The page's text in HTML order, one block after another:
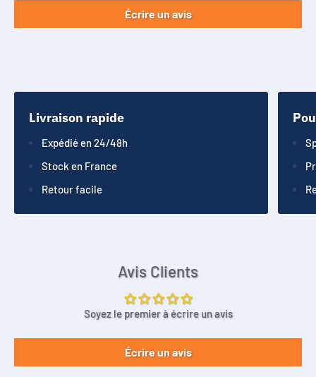
Écrire un avis
Livraison rapide
Expédié en 24/48h
Stock en France
Retour facile
Avis Clients
Soyez le premier à écrire un avis
Écrire un avis